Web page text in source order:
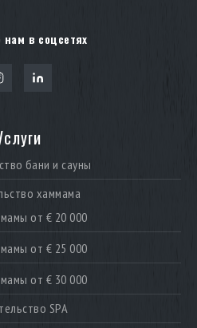
нам в соцсетях
бани и сауны
хаммама
от € 20 000
от € 25 000
от € 30 000
SPA